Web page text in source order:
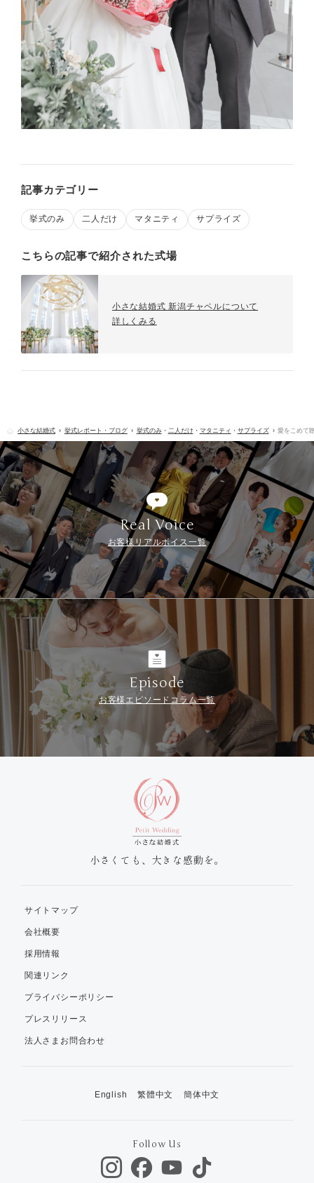
記事カテゴリー
挙式のみ 二人だけ マタニティ サプライズ
こちらの記事で紹介された式場
小さな結婚式 新潟チャペルについて
詳しくみる
小さな結婚式 挙式レポート・ブログ 挙式のみ・ 二人だけ・ マタニティ ・ サプライズ 愛をこめて
Real Voice
お客様リアルボイス一覧
Episode
お客様エピソードコラム一覧
小さくても、大きな感動を。
サイトマップ
会社概要
採用情報
関連リンク
プライバシーポリシー
プレスリリース
法人さまお問合わせ
English 繁體中文 簡体中文
Follow Us